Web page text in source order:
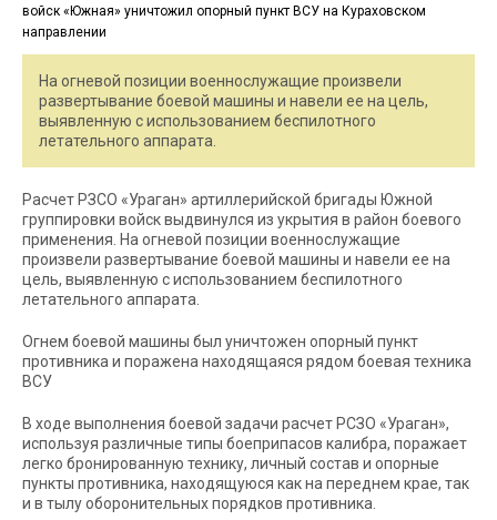
На огневой позиции военнослужащие произвели
развертывание боевой машины и навели ее на цель,
выявленную с использованием беспилотного
летательного аппарата.
Расчет РЗСО «Ураган» артиллерийской бригады Южной
группировки войск выдвинулся из укрытия в район боевого
применения. На огневой позиции военнослужащие
произвели развертывание боевой машины и навели ее на
цель, выявленную с использованием беспилотного
летательного аппарата.
Огнем боевой машины был уничтожен опорный пункт
противника и поражена находящаяся рядом боевая техника
ВСУ
В ходе выполнения боевой задачи расчет РСЗО «Ураган»,
используя различные типы боеприпасов калибра, поражает
легко бронированную технику, личный состав и опорные
пункты противника, находящуюся как на переднем крае, так
и в тылу оборонительных порядков противника.